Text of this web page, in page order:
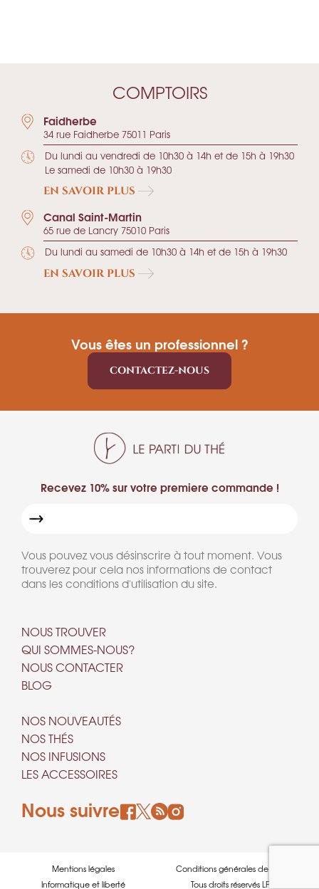
COMPTOIRS
Faidherbe
34 rue Faidherbe 75011 Paris
Du lundi au vendredi de 10h30 à 14h et de 15h à 19h30
Le samedi de 10h30 à 19h30
EN SAVOIR PLUS
Canal Saint-Martin
65 rue de Lancry 75010 Paris
Du lundi au samedi de 10h30 à 14h et de 15h à 19h30
EN SAVOIR PLUS
Vous êtes un professionnel ?
CONTACTEZ-NOUS
Recevez 10% sur votre premiere commande !
Vous pouvez vous désinscrire à tout moment. Vous
trouverez pour cela nos informations de contact
dans les conditions d'utilisation du site.
NOUS TROUVER
QUI SOMMES-NOUS?
NOUS CONTACTER
BLOG
NOS NOUVEAUTÉS
NOS THÉS
NOS INFUSIONS
LES ACCESSOIRES
Nous suivre
Mentions légales
Conditions générales de ventes
Informatique et liberté
Tous droits réservés LPDT